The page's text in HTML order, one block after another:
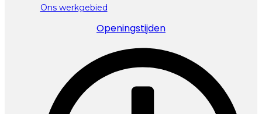
Ons werkgebied
Openingstijden